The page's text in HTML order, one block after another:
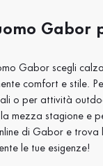
Gabor
Gabor scegli
comfort e stile.
o per attività
mezza stagione e
di Gabor e trova
le tue esigenze!